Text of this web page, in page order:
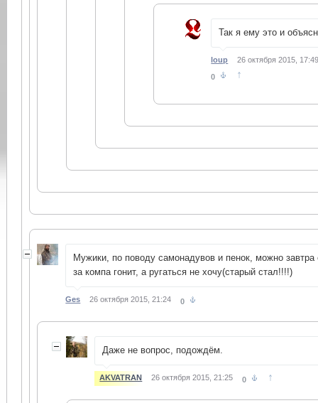
Так я ему это и
loup
26 октября 2015,
0
↑
Мужики, по поводу самонадувов и пенок, можно завтра
за компа гонит, а ругаться не хочу(старый стал!!!!)
Ges 26 октября 2015, 21:24 0
Даже не вопрос, подождём.
AKVATRAN 26 октября 2015, 21:25 0 ↑